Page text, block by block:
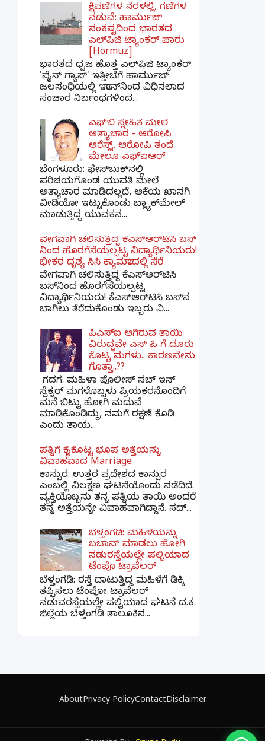
ಕ್ಷಿಪಣಿಗಳ ನೆರಳಲ್ಲಿ, ಗಣಿಗಳ
ನಡುವೆ: ಹಾರ್ಮುಜ್
ಸಂಕಷ್ಟದಿಂದ ಭಾರತದ
ಎಲ್‌ಪಿಜಿ ಟ್ಯಾಂಕರ್ ಪಾರು
[Hormuz]
ಭಾರತದ ಧ್ವಜ ಹೊತ್ತ ಎಲ್‌ಪಿಜಿ ಟ್ಯಾಂಕರ್
'ಪೈನ್ ಗ್ಯಾಸ್' ಇತ್ತೀಚೆಗೆ ಹಾರ್ಮುಜ್
ಜಲಸಂಧಿಯಲ್ಲಿ ಇರಾನ್‌ನಿಂದ ವಿಧಿಸಲಾದ
ಸಂಚಾರ ನಿರ್ಬಂಧಗಳಿಂದ...
ಎಫ್‌ಬಿ ಸ್ನೇಹಿತೆ ಮೇಲೆ
ಅತ್ಯಾಚಾರ - ಆರೋಪಿ
ಅರೆಸ್ಟ್, ಆರೋಪಿ ತಂದೆ
ಮೇಲೂ ಎಫ್ಐಆರ್
ಬೆಂಗಳೂರು: ಫೇಸ್‌ಬುಕ್‌ನಲ್ಲಿ
ಪರಿಚಯಗೊಂಡ ಯುವತಿ ಮೇಲೆ
ಅತ್ಯಾಚಾರ ಮಾಡಿದಲ್ಲದೆ, ಆಕೆಯ ಖಾಸಗಿ
ವೀಡಿಯೋ ಇಟ್ಟುಕೊಂಡು ಬ್ಲ್ಯಾಕ್‌ಮೇಲ್
ಮಾಡುತ್ತಿದ್ದ ಯುವಕನ...
ವೇಗವಾಗಿ ಚಲಿಸುತ್ತಿದ್ದ ಕೆಎಸ್​ಆರ್​ಟಿಸಿ ಬಸ್​
ನಿಂದ ಹೊರಗೆಸೆಯಲ್ಪಟ್ಟ ವಿದ್ಯಾರ್ಥಿನಿಯರು!
ಭೀಕರ ದೃಶ್ಯ ಸಿಸಿ ಕ್ಯಾಮರಾದಲ್ಲಿ ಸೆರೆ
ವೇಗವಾಗಿ ಚಲಿಸುತ್ತಿದ್ದ ಕೆಎಸ್‌ಆರ್‌ಟಿಸಿ
ಬಸ್‌ನಿಂದ ಹೊರಗೆಸೆಯಲ್ಪಟ್ಟ
ವಿದ್ಯಾರ್ಥಿನಿಯರು! ಕೆಎಸ್‌ಆರ್‌ಟಿಸಿ ಬಸ್‌ನ
ಬಾಗಿಲು ತೆರೆದುಕೊಂಡು ಇಬ್ಬರು ವಿ...
ಪಿಎಸ್​ಐ ಆಗಿರುವ ತಾಯಿ
ವಿರುದ್ಧವೇ ಎಸ್ ಪಿ ಗೆ ದೂರು
ಕೊಟ್ಟ ಮಗಳು.. ಕಾರಣವೇನು
ಗೊತ್ತಾ..??
ಗದಗ​: ಮಹಿಳಾ ಪೊಲೀಸ್​ ಸಬ್ ​ಇನ್​
ಸ್ಪೆಕ್ಟರ್​ ಮಗಳೊಬ್ಬಳು ಪ್ರಿಯಕರನೊಂದಿಗೆ
ಮನೆ ಬಿಟ್ಟು ಹೋಗಿ ಮದುವೆ
ಮಾಡಿಕೊಂಡಿದ್ದು, ನಮಗೆ ರಕ್ಷಣೆ ಕೊಡಿ
ಎಂದು ತಾಯ...
ಪತ್ನಿಗೆ ಕೈಕೊಟ್ಟ ಭೂಪ ಅತ್ತೆಯನ್ನು
ವಿವಾಹವಾದ Marriage
ಕಾನ್ಪುರ: ಉತ್ತರ ಪ್ರದೇಶದ ಕಾನ್ಪುರ
ಎಂಬಲ್ಲಿ ವಿಲಕ್ಷಣ ಘಟನೆಯೊಂದು ನಡೆದಿದೆ.
ವ್ಯಕ್ತಿಯೊಬ್ಬನು ತನ್ನ ಪತ್ನಿಯ ತಾಯಿ ಅಂದರೆ
ತನ್ನ ಅತ್ತೆಯನ್ನೇ ವಿವಾಹವಾಗಿದ್ದಾನೆ. ಸದ್...
ಬೆಳ್ತಂಗಡಿ: ಮಹಿಳೆಯನ್ನು
ಬಚಾವ್ ಮಾಡಲು ಹೋಗಿ
ನಡುರಸ್ತೆಯಲ್ಲೇ ಪಲ್ಟಿಯಾದ
ಟೆಂಪೊ ಟ್ರಾವೆಲರ್
ಬೆಳ್ತಂಗಡಿ: ರಸ್ತೆ ದಾಟುತ್ತಿದ್ದ ಮಹಿಳೆಗೆ ಡಿಕ್ಕಿ
ತಪ್ಪಿಸಲು ಟೆಂಪೋ ಟ್ರಾವೆಲರ್
ನಡುವರಸ್ತೆಯಲ್ಲೇ ಪಲ್ಟಿಯಾದ ಘಟನೆ ದ.ಕ.
ಜಿಲ್ಲೆಯ ಬೆಳ್ತಂಗಡಿ ತಾಲೂಕಿನ...
AboutPrivacy PolicyContactDisclaimer
×
📢 ನಮ್ಮ WhatsApp ಗ್ರೂಪ್‌ಗೆ ಸೇರಿ — ತಕ್ಷಣದ